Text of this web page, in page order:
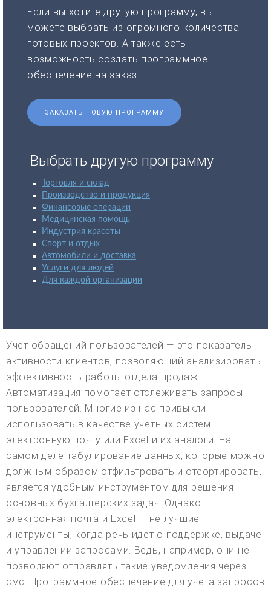
Если вы хотите другую программу, вы
можете выбрать из огромного количества
готовых проектов. А также есть
возможность создать программное
обеспечение на заказ.
ЗАКАЗАТЬ НОВУЮ ПРОГРАММУ
Выбрать другую программу
Торговля и склад
Производство и продукция
Финансовые операции
Медицинская помощь
Индустрия красоты
Спорт и отдых
Автомобили и доставка
Услуги для людей
Для каждой организации
Учет обращений пользователей — это показатель
активности клиентов, позволяющий анализировать
эффективность работы отдела продаж.
Автоматизация помогает отслеживать запросы
пользователей. Многие из нас привыкли
использовать в качестве учетных систем
электронную почту или Excel и их аналоги. На
самом деле табулирование данных, которые можно
должным образом отфильтровать и отсортировать,
является удобным инструментом для решения
основных бухгалтерских задач. Однако
электронная почта и Excel — не лучшие
инструменты, когда речь идет о поддержке, выдаче
и управлении запросами. Ведь, например, они не
позволяют отправлять такие уведомления через
смс. Программное обеспечение для учета запросов